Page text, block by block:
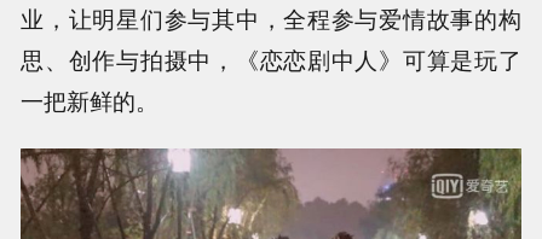
业，让明星们参与其中，全程参与爱情故事的构
思、创作与拍摄中，《恋恋剧中人》可算是玩了
一把新鲜的。